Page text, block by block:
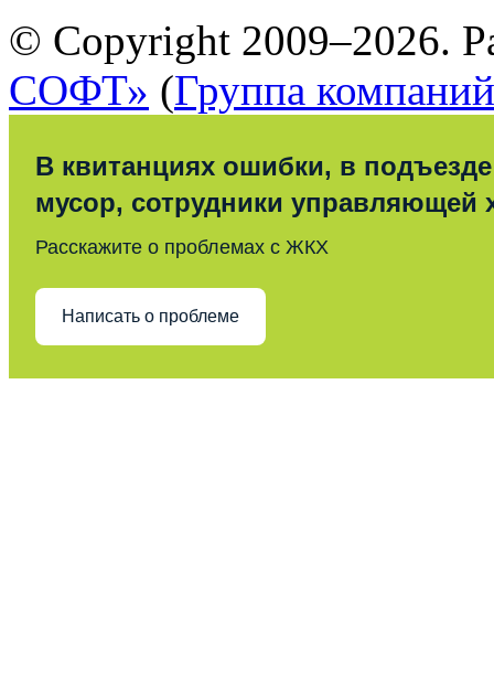
© Copyright 2009–2026.
СОФТ» (Группа
В квитанциях ошибки, в подъезде
мусор, сотрудники управляющей
Расскажите о проблемах с ЖКХ
Написать о проблеме